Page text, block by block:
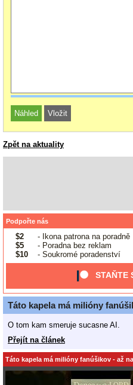
Zpět na aktuality
Podpořte nás
$2
- Ikona patrona na poradně
$5
- Poradna bez reklam
$10
- Soukromé poradenství
STAŇTE
Táto kapela má milióny
O tom kam smeruje sucasne AI.
Přejít na článek
Táto kapela má milióny fanúšikov - až